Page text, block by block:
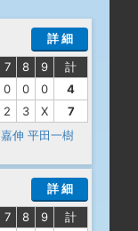
詳 細
7 8 9
計
0 0 0
4
2 3 X
7
伸 平田一樹
詳 細
7 8 9
計